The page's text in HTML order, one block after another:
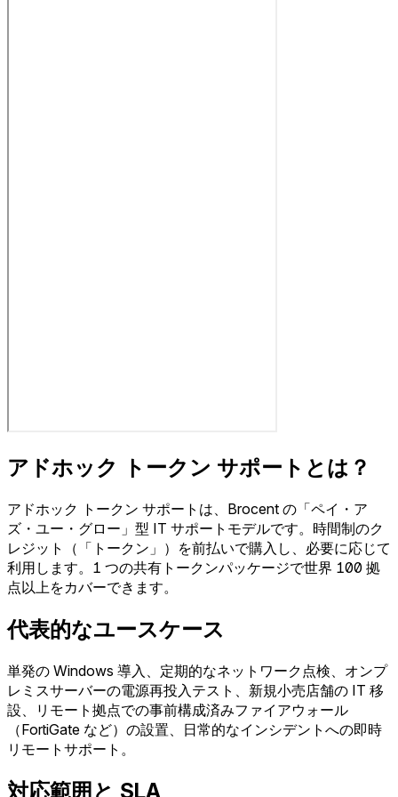
アドホック トークン サポートとは？
アドホック トークン サポートは、Brocent の「ペイ・ア
ズ・ユー・グロー」型 IT サポートモデルです。時間制のク
レジット（「トークン」）を前払いで購入し、必要に応じて
利用します。1 つの共有トークンパッケージで世界 100 拠
点以上をカバーできます。
代表的なユースケース
単発の Windows 導入、定期的なネットワーク点検、オンプ
レミスサーバーの電源再投入テスト、新規小売店舗の IT 移
設、リモート拠点での事前構成済みファイアウォール
（FortiGate など）の設置、日常的なインシデントへの即時
リモートサポート。
対応範囲と SLA